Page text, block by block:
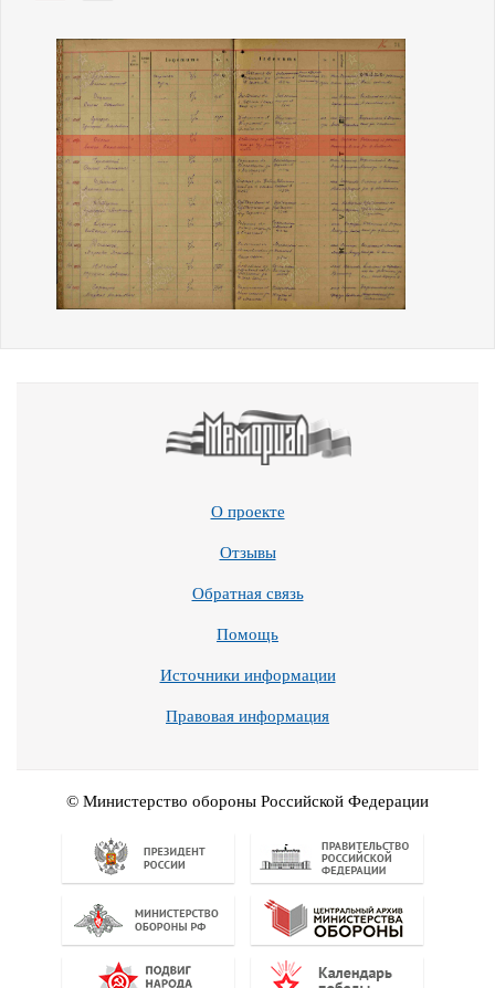
О проекте
Отзывы
Обратная связь
Помощь
Источники информации
Правовая информация
© Министерство обороны Российской Федерации